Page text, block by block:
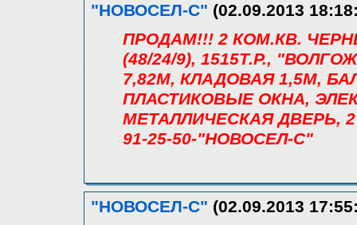
"НОВОСЕЛ-С" (02.09.2013
ПРОДАМ!!! 2 КОМ.КВ.
(48/24/9), 1515Т.Р.,
7,82М, КЛАДОВАЯ 1,5М,
ПЛАСТИКОВЫЕ ОКНА,
МЕТАЛЛИЧЕСКАЯ ДВЕРЬ,
91-25-50-"НОВОСЕЛ-С"
"НОВОСЕЛ-С" (02.09.2013